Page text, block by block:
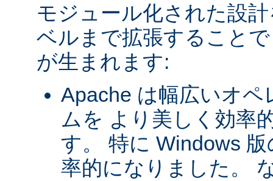
モジュール化された設
ベルまで拡張すること
が生まれます:
Apache は幅広いオ
ムを より美しく効率
す。 特に Windows
率的になりました。